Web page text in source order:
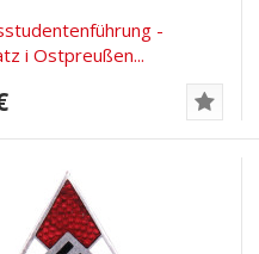
-
i Ostpreußen...